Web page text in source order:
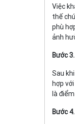
Việc
thế
phù
ảnh
Bước
Sau
hợp
là
Bước